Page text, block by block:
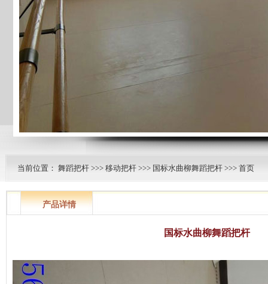
当前位置： 舞蹈把杆 >>> 移动把杆 >>> 国标水曲柳舞蹈把杆 >>> 首页
产品详情
国标水曲柳舞蹈把杆